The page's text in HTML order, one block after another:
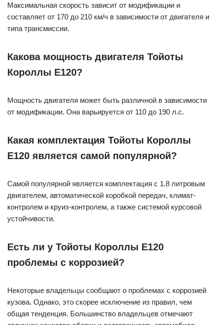
Максимальная скорость зависит от модификации и
составляет от 170 до 210 км/ч в зависимости от двигателя и
типа трансмиссии.
Какова мощность двигателя Тойоты
Короллы Е120?
Мощность двигателя может быть различной в зависимости
от модификации. Она варьируется от 110 до 190 л.с.
Какая комплектация Тойоты Короллы
Е120 является самой популярной?
Самой популярной является комплектация с 1.8 литровым
двигателем, автоматической коробкой передач, климат-
контролем и круиз-контролем, а также системой курсовой
устойчивости.
Есть ли у Тойоты Короллы Е120
проблемы с коррозией?
Некоторые владельцы сообщают о проблемах с коррозией
кузова. Однако, это скорее исключение из правил, чем
общая тенденция. Большинство владельцев отмечают